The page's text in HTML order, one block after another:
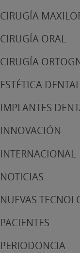
CIRUGÍA
CIRUGÍA ORAL
CIRUGÍA
ESTÉTICA DENTAL
IMPLANTES
INNOVACIÓN
INTERNACIONAL
NOTICIAS
NUEVAS
PACIENTES
PERIODONCIA